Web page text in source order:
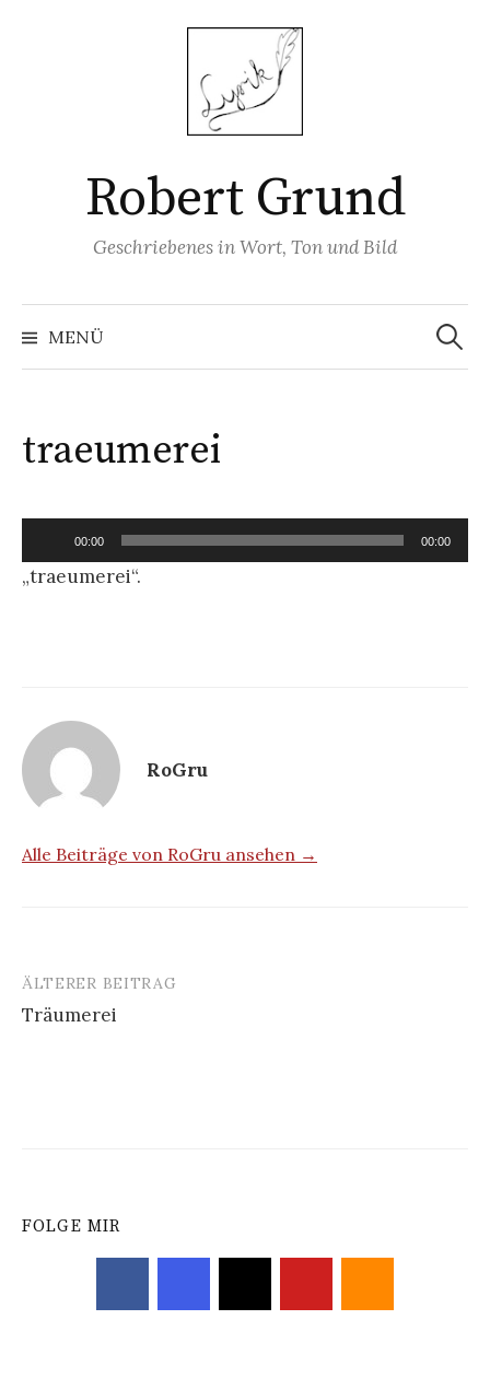
Robert Grund
Geschriebenes in Wort, Ton und Bild
MENÜ
Suchen
nach:
traeumerei
Audio-
Player
00:00 00:00
„traeumerei“.
RoGru
Alle Beiträge von RoGru ansehen →
Beitrags-
Navigation
ÄLTERER BEITRAG
Träumerei
FOLGE MIR